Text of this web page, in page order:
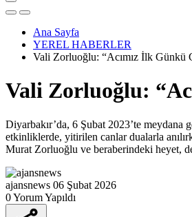
Ana Sayfa
YEREL HABERLER
Vali Zorluoğlu: “Acımız İlk Günkü
Vali Zorluoğlu:
Diyarbakır’da, 6 Şubat 2023’te meydana
etkinliklerde, yitirilen canlar dualarla
Murat Zorluoğlu ve beraberindeki heyet,
ajansnews 06 Şubat 2026
0 Yorum Yapıldı